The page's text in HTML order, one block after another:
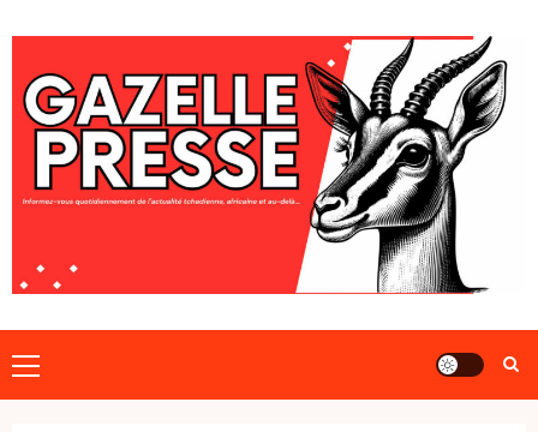
to
content
Primary
Menu